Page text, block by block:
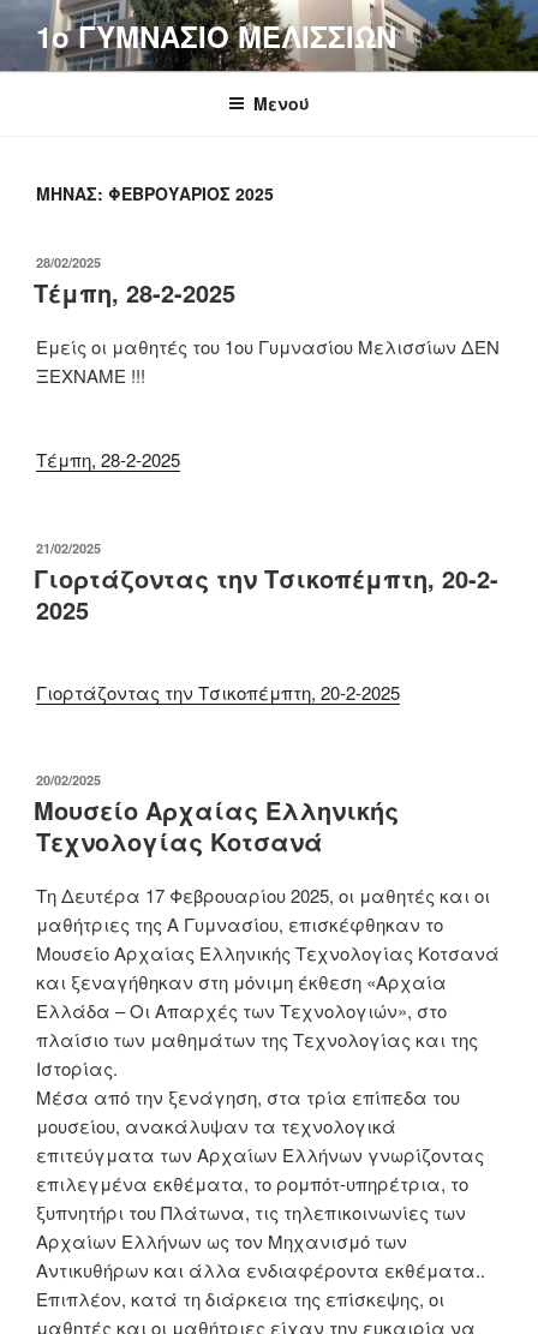
Μετάβαση
περιεχόμενο
1o ΓΥΜΝΑΣΙΟ ΜΕΛΙΣΣΙΩΝ
Μενού
ΜΉΝΑΣ: ΦΕΒΡΟΥΆΡΙΟΣ 2025
ΔΗΜΟΣΙΕΎΤΗΚΕ
ΣΤΙΣ
28/02/2025
Τέμπη, 28-2-2025
Εμείς οι μαθητές του 1ου Γυμνασίου Μελισσίων ΔΕΝ
ΞΕΧΝΑΜΕ !!!
Τέμπη, 28-2-2025
ΔΗΜΟΣΙΕΎΤΗΚΕ
ΣΤΙΣ
21/02/2025
Γιορτάζοντας την Τσικοπέμπτη, 20-2-
2025
Γιορτάζοντας την Τσικοπέμπτη, 20-2-2025
ΔΗΜΟΣΙΕΎΤΗΚΕ
ΣΤΙΣ
20/02/2025
Μουσείο Αρχαίας Ελληνικής
Τεχνολογίας Κοτσανά
Τη Δευτέρα 17 Φεβρουαρίου 2025, οι μαθητές και οι
μαθήτριες της Α Γυμνασίου, επισκέφθηκαν το
Μουσείο Αρχαίας Ελληνικής Τεχνολογίας Κοτσανά
και ξεναγήθηκαν στη μόνιμη έκθεση «Αρχαία
Ελλάδα – Οι Απαρχές των Τεχνολογιών», στο
πλαίσιο των μαθημάτων της Τεχνολογίας και της
Ιστορίας.
Μέσα από την ξενάγηση, στα τρία επίπεδα του
μουσείου, ανακάλυψαν τα τεχνολογικά
επιτεύγματα των Αρχαίων Ελλήνων γνωρίζοντας
επιλεγμένα εκθέματα, το ρομπότ-υπηρέτρια, το
ξυπνητήρι του Πλάτωνα, τις τηλεπικοινωνίες των
Αρχαίων Ελλήνων ως τον Μηχανισμό των
Αντικυθήρων και άλλα ενδιαφέροντα εκθέματα..
Επιπλέον, κατά τη διάρκεια της επίσκεψης, οι
μαθητές και οι μαθήτριες είχαν την ευκαιρία να